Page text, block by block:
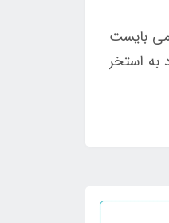
می بایست
به استخر